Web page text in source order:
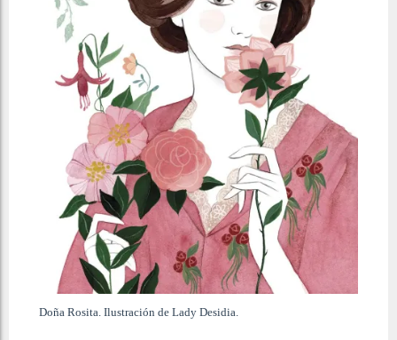
Doña Rosita. Ilustración de Lady Desidia.